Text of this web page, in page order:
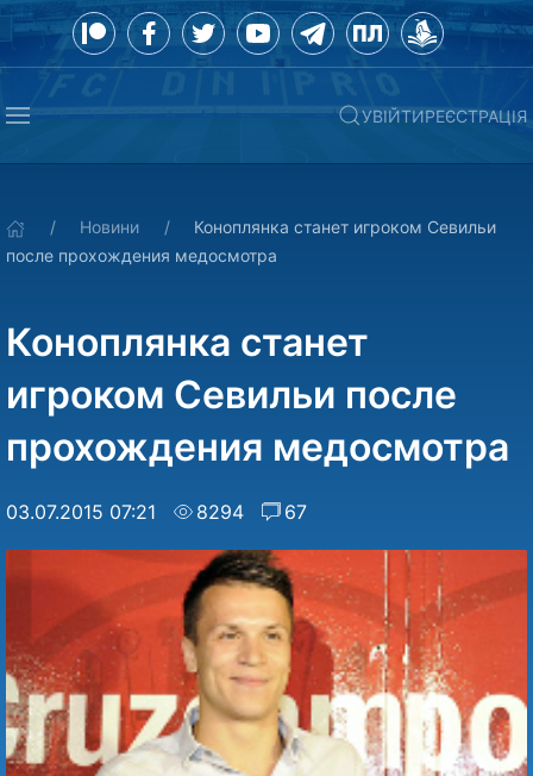
УВІЙТИРЕЄСТРАЦІЯ
Новини
Коноплянка станет игроком Севильи
после прохождения медосмотра
Коноплянка станет
игроком Севильи после
прохождения медосмотра
03.07.2015 07:21 8294 67